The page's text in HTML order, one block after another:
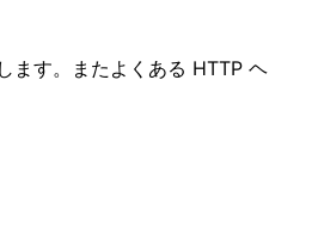
ます。またよくある HTTP ヘ